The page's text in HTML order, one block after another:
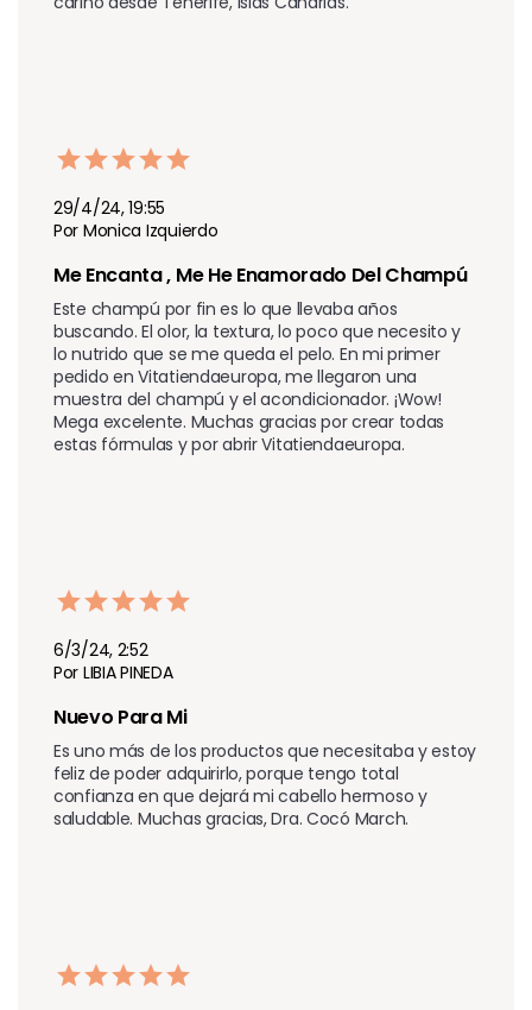
29/4/24, 19:55
Por Monica Izquierdo
Me Encanta , Me He Enamorado Del Champú
Este champú por fin es lo que llevaba años
buscando. El olor, la textura, lo poco que necesito y
lo nutrido que se me queda el pelo. En mi primer
pedido en Vitatiendaeuropa, me llegaron una
muestra del champú y el acondicionador. ¡Wow!
Mega excelente. Muchas gracias por crear todas
estas fórmulas y por abrir Vitatiendaeuropa.
6/3/24, 2:52
Por LIBIA PINEDA
Nuevo Para Mi
Es uno más de los productos que necesitaba y estoy
feliz de poder adquirirlo, porque tengo total
confianza en que dejará mi cabello hermoso y
saludable. Muchas gracias, Dra. Cocó March.